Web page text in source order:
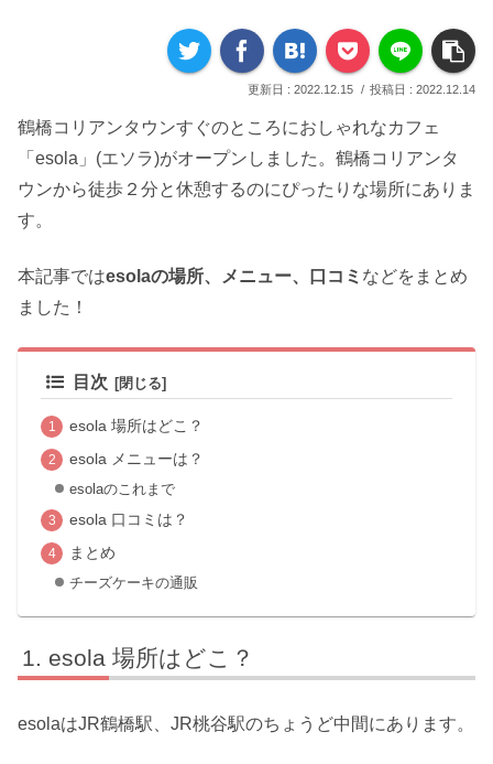
2022.12.15 2022.12.14
鶴橋コリアンタウンすぐのところにおしゃれなカフェ
「esola」(エソラ)がオープンしました。鶴橋コリアンタ
ウンから徒歩２分と休憩するのにぴったりな場所にありま
す。
本記事ではesolaの場所、メニュー、口コミ などをまとめ
ました！
目次
esola 場所はどこ？
esola メニューは？
esolaのこれまで
esola 口コミは？
まとめ
チーズケーキの通販
esola 場所はどこ？
esolaはJR鶴橋駅、JR桃谷駅のちょうど中間にあります。